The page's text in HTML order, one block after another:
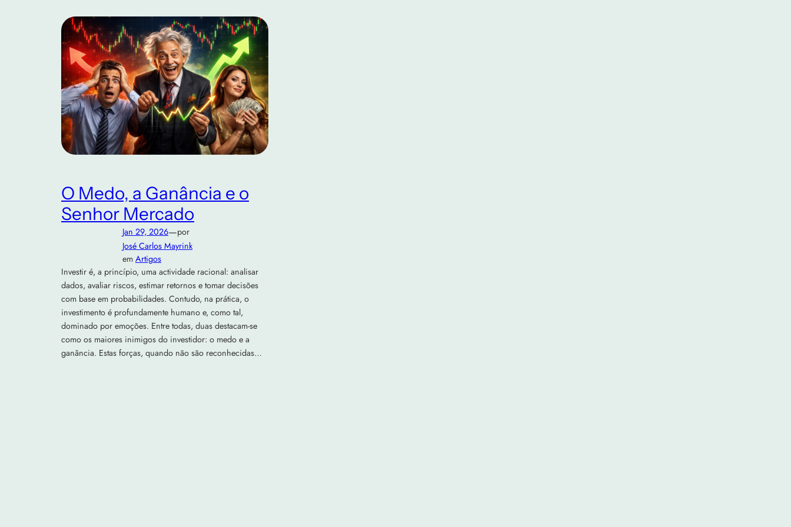
O Medo, a Ganância e o
Senhor Mercado
Jan 29, 2026—por
José Carlos Mayrink
em Artigos
Investir é, a princípio, uma actividade racional: analisar
dados, avaliar riscos, estimar retornos e tomar decisões
com base em probabilidades. Contudo, na prática, o
investimento é profundamente humano e, como tal,
dominado por emoções. Entre todas, duas destacam-se
como os maiores inimigos do investidor: o medo e a
ganância. Estas forças, quando não são reconhecidas…